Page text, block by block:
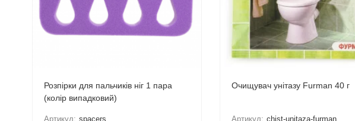
Розпірки для пальчиків ніг 1 пара
(колір випадковий)
Артикул: spacers
Очищувач унітазу Furman 40 г
Артикул: chist-unitaza-furman